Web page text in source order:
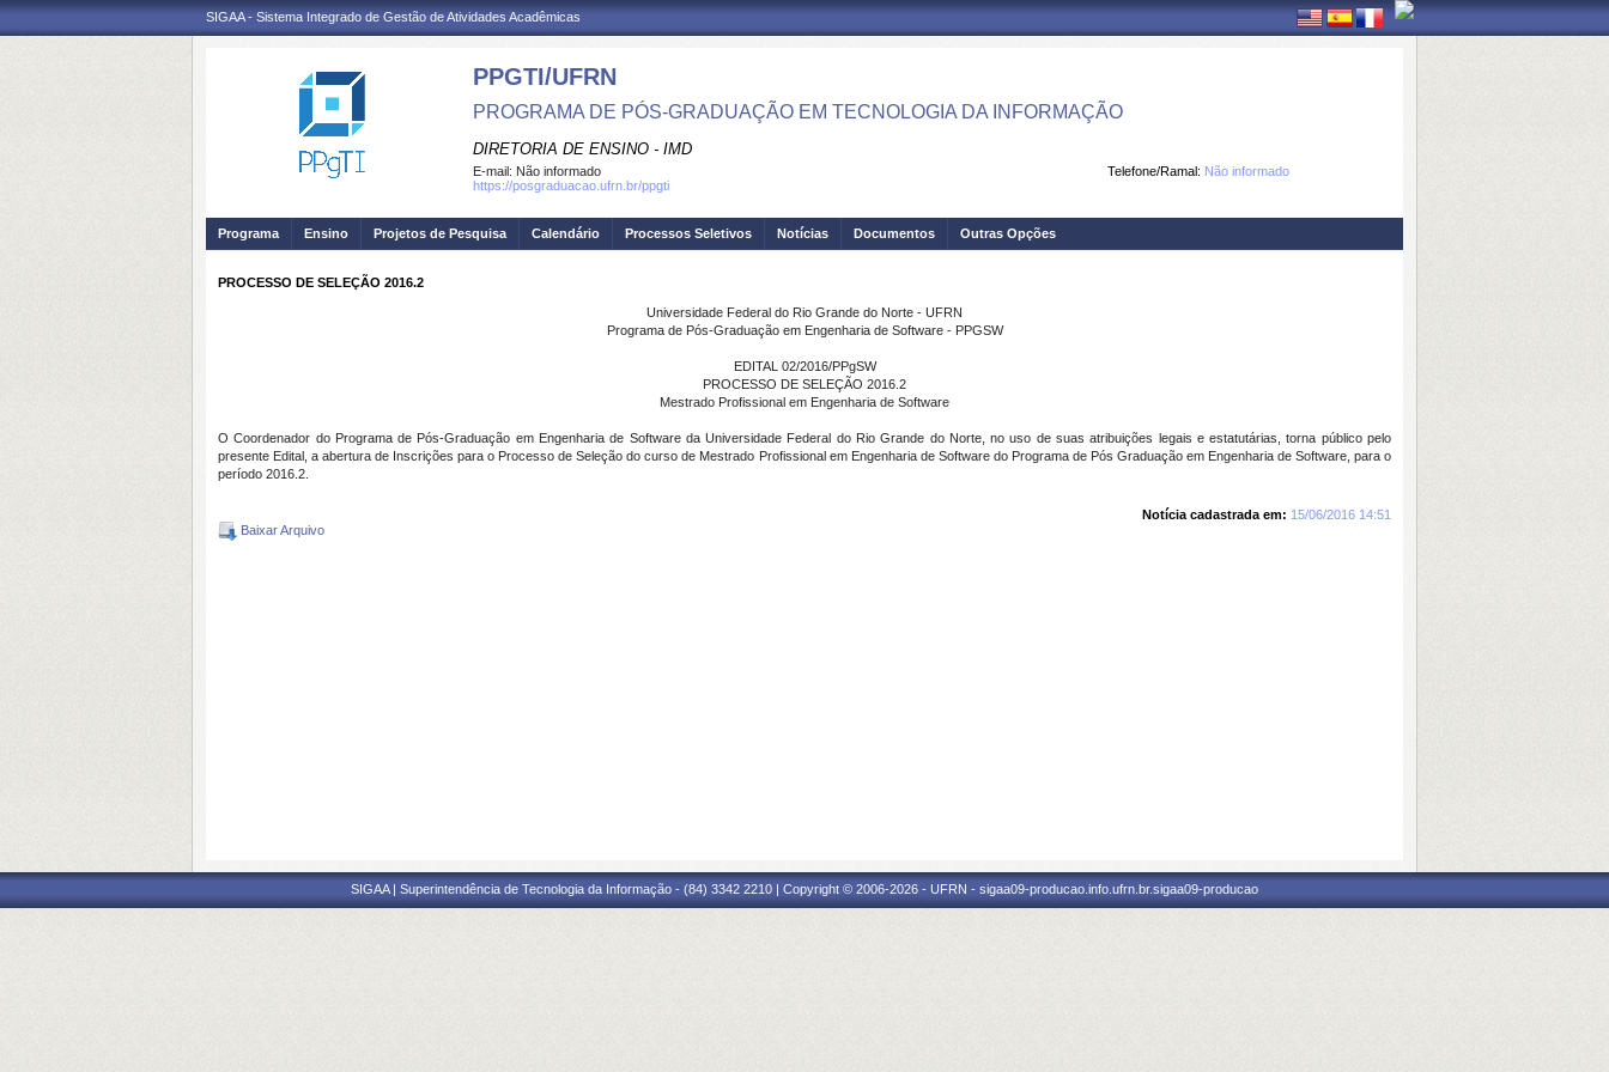
SIGAA - Sistema Integrado de Gestão de Atividades Acadêmicas
PPGTI/UFRN
PROGRAMA DE PÓS-GRADUAÇÃO EM TECNOLOGIA DA INFORMAÇÃO
DIRETORIA DE ENSINO - IMD
Telefone/Ramal: Não informado
E-mail: Não informado
https://posgraduacao.ufrn.br/ppgti
Programa Ensino Projetos de Pesquisa Calendário Processos Seletivos Notícias Documentos Outras Opções
PROCESSO DE SELEÇÃO 2016.2
Universidade Federal do Rio Grande do Norte - UFRN
Programa de Pós-Graduação em Engenharia de Software - PPGSW
EDITAL 02/2016/PPgSW
PROCESSO DE SELEÇÃO 2016.2
Mestrado Profissional em Engenharia de Software
O Coordenador do Programa de Pós-Graduação em Engenharia de Software da Universidade Federal do Rio Grande do Norte, no uso de suas atribuições legais e estatutárias, torna público pelo
presente Edital, a abertura de Inscrições para o Processo de Seleção do curso de Mestrado Profissional em Engenharia de Software do Programa de Pós Graduação em Engenharia de Software, para o
período 2016.2.
Notícia cadastrada em: 15/06/2016 14:51
Baixar Arquivo
SIGAA | Superintendência de Tecnologia da Informação - (84) 3342 2210 | Copyright © 2006-2026 - UFRN - sigaa09-producao.info.ufrn.br.sigaa09-producao